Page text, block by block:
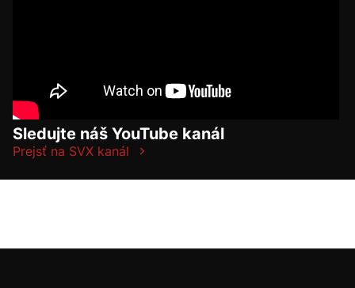
Sledujte náš YouTube kanál
Prejsť na SVX kanál